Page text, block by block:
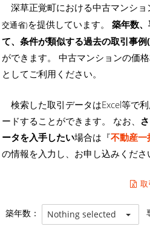
深草正覚町における中古マンシ
交通省)を提供しています。 築年数
て、条件が類似する過去の取引事
ができます。 中古マンションの価
としてご利用ください。
検索した取引データはExcel等で
ードすることができます。 なお、
ータを入手したい場合は『不動産一
の情報を入力し、お申し込みくださ
取
築年数： Nothing selected